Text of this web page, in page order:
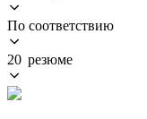
По соответствию
20 резюме